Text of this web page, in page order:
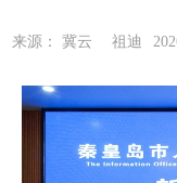
来源： 冀云 祖迪